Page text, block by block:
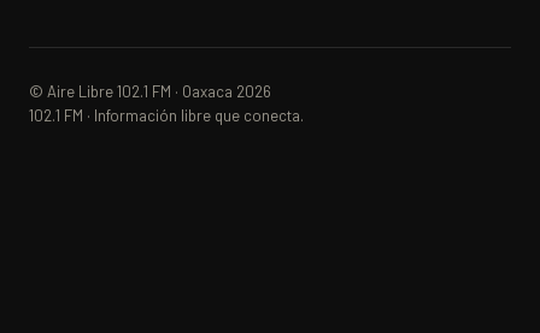
© Aire Libre 102.1 FM · Oaxaca 2026
102.1 FM · Información libre que conecta.